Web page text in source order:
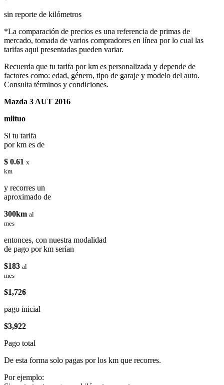
sin reporte de kilómetros
*La comparación de precios es una referencia de primas de
mercado, tomada de varios compradores en línea por lo cual las
tarifas aqui presentadas pueden variar.
Recuerda que tu tarifa por km es personalizada y depende de
factores como: edad, género, tipo de garaje y modelo del auto.
Consulta términos y condiciones.
Mazda 3 AUT 2016
miituo
Si tu tarifa
por km es de
$ 0.61 x
km
y recorres un
aproximado de
300km al
mes
entonces, con nuestra modalidad
de pago por km serían
$183 al
mes
$1,726
pago inicial
$3,922
Pago total
De esta forma solo pagas por los km que recorres.
Por ejemplo: